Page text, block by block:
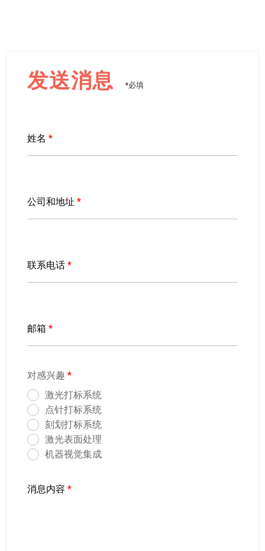
发送消息 *必填
姓名 *
公司和地址 *
联系电话 *
邮箱 *
对感兴趣 *
激光打标系统
点针打标系统
刻划打标系统
激光表面处理
机器视觉集成
消息内容 *